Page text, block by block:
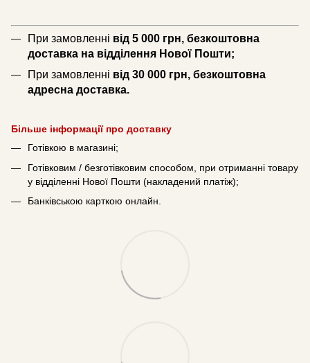
При замовленні від 5 000 грн, безкоштовна
доставка на відділення Нової Пошти;
При замовленні від 30 000 грн, безкоштовна
адресна доставка.
Більше інформації про доставку
Готівкою в магазині;
Готівковим / безготівковим способом, при отриманні товару
у відділенні Нової Пошти (накладений платіж);
Банківською карткою онлайн.